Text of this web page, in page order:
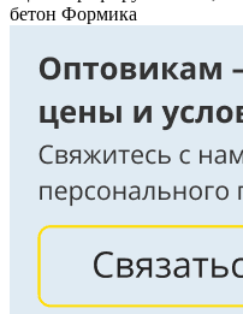
бетон Формика